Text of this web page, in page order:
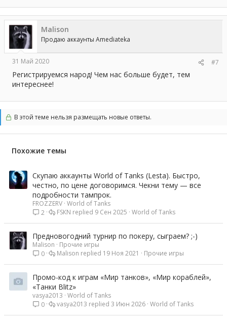
Malison
Продаю аккаунты Amediateka
31 Май 2020 #7
Регистрируемся народ! Чем нас больше будет, тем
интереснее!
В этой теме нельзя размещать новые ответы.
Похожие темы
Скупаю аккаунты World of Tanks (Lesta). Быстро,
честно, по цене договоримся. Чекни тему — все
подробности тампрок.
FROZZERV World of Tanks
2
World of Tanks
9 Сен 2025
FSКN
Предновогодний турнир по покеру, сыграем? ;-)
Malison
Прочие игры
0
Прочие игры
19 Ноя 2021
Malison
Промо-код к играм «Мир танков», «Мир кораблей»,
«Танки Blitz»
vasya2013 World of Tanks
0
World of Tanks
3 Июн 2026
vasya2013